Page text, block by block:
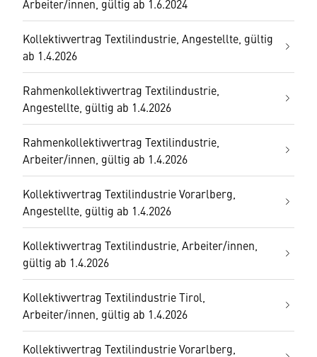
Arbeiter/innen, gültig ab 1.6.2024
Kollektivvertrag Textilindustrie, Angestellte, gültig
ab 1.4.2026
Rahmenkollektivvertrag Textilindustrie,
Angestellte, gültig ab 1.4.2026
Rahmenkollektivvertrag Textilindustrie,
Arbeiter/innen, gültig ab 1.4.2026
Kollektivvertrag Textilindustrie Vorarlberg,
Angestellte, gültig ab 1.4.2026
Kollektivvertrag Textilindustrie, Arbeiter/innen,
gültig ab 1.4.2026
Kollektivvertrag Textilindustrie Tirol,
Arbeiter/innen, gültig ab 1.4.2026
Kollektivvertrag Textilindustrie Vorarlberg,